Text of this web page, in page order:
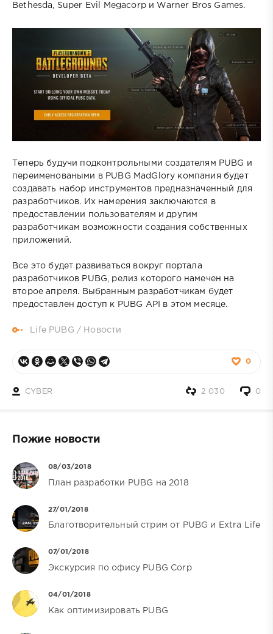
Bethesda, Super Evil Megacorp и Warner Bros Games.
Теперь будучи подконтрольными создателям PUBG и
переименоваными в PUBG MadGlory компания будет
создавать набор инструментов предназначенный для
разработчиков. Их намерения заключаются в
предоставлении пользователям и другим
разработчикам возможности создания собственных
приложений.
Все это будет развиваться вокруг портала
разработчиков PUBG, релиз которого намечен на
второе апреля. Выбранным разработчикам будет
предоставлен доступ к PUBG API в этом месяце.
Life PUBG / Новости
0
CYBER 0
2 030
Пожие новости
08/03/2018
План разработки PUBG на 2018
27/01/2018
Благотворительный стрим от PUBG и Extra Life
07/01/2018
Экскурсия по офису PUBG Corp
04/01/2018
Как оптимизировать PUBG